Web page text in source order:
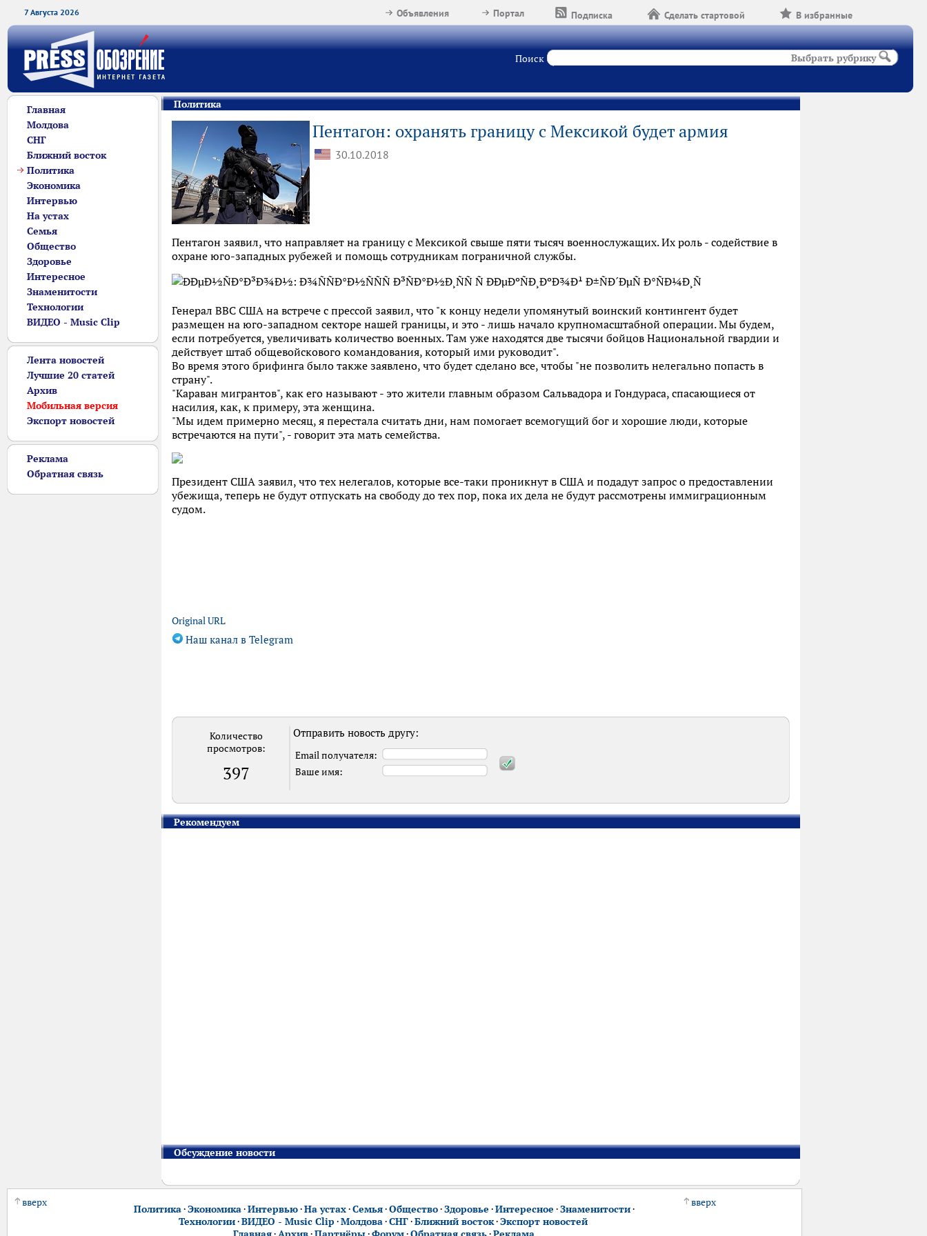
7 Августа 2026 В избранные
Сделать стартовой
Подписка
Портал
Объявления
Поиск Выбрать рубрику
Главная
Молдова
СНГ
Ближний восток
Политика
Экономика
Интервью
На устах
Семья
Общество
Здоровье
Интересное
Знаменитости
Технологии
ВИДЕО - Music Clip
Лента новостей
Лучшие 20 статей
Архив
Мобильная версия
Экспорт новостей
Реклама
Обратная связь
Политика
Пентагон: охранять границу с Мексикой будет армия
30.10.2018
Пентагон заявил, что направляет на границу с Мексикой свыше пяти тысяч военнослужащих. Их роль - содействие в
охране юго-западных рубежей и помощь сотрудникам пограничной службы.
Генерал ВВС США на встрече с прессой заявил, что "к концу недели упомянутый воинский контингент будет
размещен на юго-западном секторе нашей границы, и это - лишь начало крупномасштабной операции. Мы будем,
если потребуется, увеличивать количество военных. Там уже находятся две тысячи бойцов Национальной гвардии и
действует штаб общевойскового командования, который ими руководит".
Во время этого брифинга было также заявлено, что будет сделано все, чтобы "не позволить нелегально попасть в
страну".
"Караван мигрантов", как его называют - это жители главным образом Сальвадора и Гондураса, спасающиеся от
насилия, как, к примеру, эта женщина.
"Мы идем примерно месяц, я перестала считать дни, нам помогает всемогущий бог и хорошие люди, которые
встречаются на пути", - говорит эта мать семейства.
Президент США заявил, что тех нелегалов, которые все-таки проникнут в США и подадут запрос о предоставлении
убежища, теперь не будут отпускать на свободу до тех пор, пока их дела не будут рассмотрены иммиграционным
судом.
Original URL
Наш канал в Telegram
Количество
просмотров:
397
Отправить новость другу:
Email получателя:
Ваше имя:
Рекомендуем
Обсуждение новости
вверх
Политика·Экономика·Интервью·На устах·Семья·Общество·Здоровье ·Интересное ·Знаменитости·
Технологии·ВИДЕО - Music Clip ·Молдова·СНГ·Ближний восток·Экспорт новостей
вверх